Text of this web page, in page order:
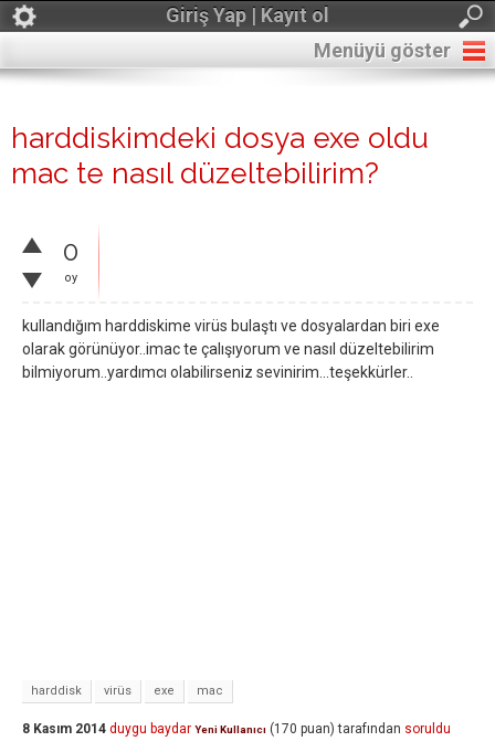
Giriş Yap | Kayıt ol
Menüyü göster
harddiskimdeki dosya exe oldu
mac te nasıl düzeltebilirim?
0
oy
kullandığım harddiskime virüs bulaştı ve dosyalardan biri exe
olarak görünüyor..imac te çalışıyorum ve nasıl düzeltebilirim
bilmiyorum..yardımcı olabilirseniz sevinirim...teşekkürler..
harddisk virüs exe mac
8 Kasım 2014 duygu baydar Yeni Kullanıcı (170 puan) tarafından soruldu